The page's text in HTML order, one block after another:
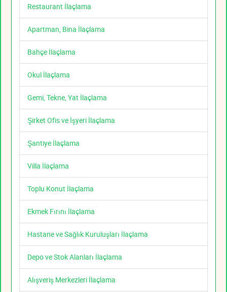
Restaurant İlaçlama
Apartman, Bina İlaçlama
Bahçe İlaçlama
Okul İlaçlama
Gemi, Tekne, Yat İlaçlama
Şirket Ofis ve İşyeri İlaçlama
Şantiye İlaçlama
Villa İlaçlama
Toplu Konut İlaçlama
Ekmek Fırını İlaçlama
Hastane ve Sağlık Kuruluşları İlaçlama
Depo ve Stok Alanları İlaçlama
Alışveriş Merkezleri İlaçlama